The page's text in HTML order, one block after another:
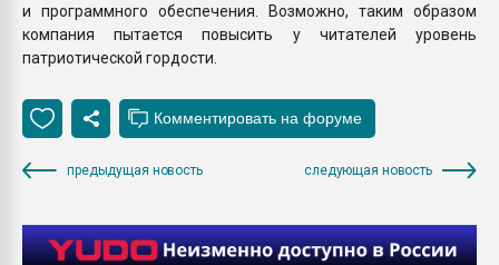
и программного обеспечения. Возможно, таким образом
компания пытается повысить у читателей уровень
патриотической гордости.
предыдущая новость следующая новость